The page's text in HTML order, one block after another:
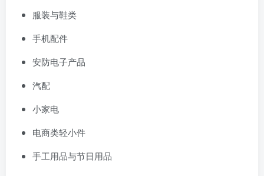
服装与鞋类
手机配件
安防电子产品
汽配
小家电
电商类轻小件
手工用品与节日用品